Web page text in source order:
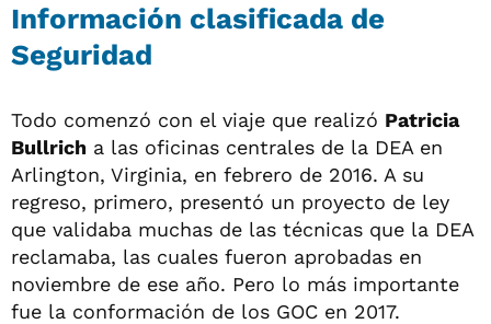
Información clasificada de
Seguridad
Todo comenzó con el viaje que realizó Patricia
Bullrich a las oficinas centrales de la DEA en
Arlington, Virginia, en febrero de 2016. A su
regreso, primero, presentó un proyecto de ley
que validaba muchas de las técnicas que la DEA
reclamaba, las cuales fueron aprobadas en
noviembre de ese año. Pero lo más importante
fue la conformación de los GOC en 2017.